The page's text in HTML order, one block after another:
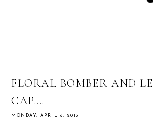
FLORAL BOMBER AND
CAP....
MONDAY, APRIL 8, 2013